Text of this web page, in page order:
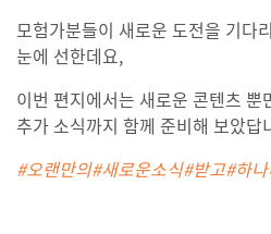
모험가분들이 새로운 도전을 기다
눈에 선한데요,
이번 편지에서는 새로운 콘텐츠 뿐
추가 소식까지 함께 준비해 보았답
#오랜만의#새로운소식#받고#하